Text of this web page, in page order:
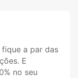
a par das
E
no seu